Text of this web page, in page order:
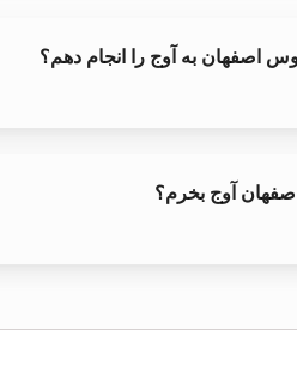
اصفهان به آوج را انجام دهم؟
آوج بخرم؟